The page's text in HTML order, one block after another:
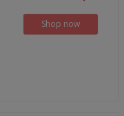
Shop now